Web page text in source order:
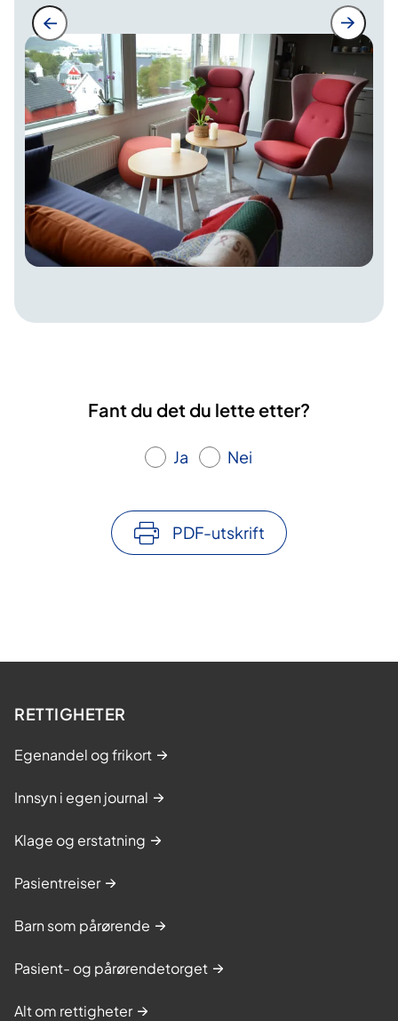
Fant du det du lette etter?
Ja Nei
PDF-utskrift
RETTIGHETER
Egenandel og frikort
Innsyn i egen journal
Klage og erstatning
Pasientreiser
Barn som pårørende
Pasient- og pårørendetorget
Alt om rettigheter